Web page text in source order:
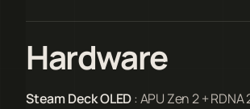
Hardware
Steam Deck OLED: APU Zen 2 +